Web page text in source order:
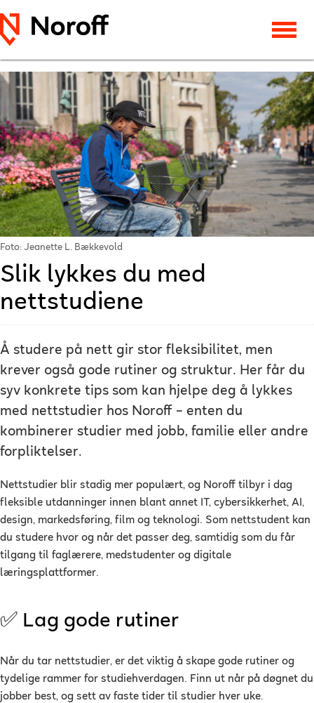
Foto: Jeanette L. Bækkevold
Slik lykkes du med
nettstudiene
Å studere på nett gir stor fleksibilitet, men
krever også gode rutiner og struktur. Her får du
syv konkrete tips som kan hjelpe deg å lykkes
med nettstudier hos Noroff – enten du
kombinerer studier med jobb, familie eller andre
forpliktelser.
Nettstudier blir stadig mer populært, og Noroff tilbyr i dag
fleksible utdanninger innen blant annet IT, cybersikkerhet, AI,
design, markedsføring, film og teknologi. Som nettstudent kan
du studere hvor og når det passer deg, samtidig som du får
tilgang til faglærere, medstudenter og digitale
læringsplattformer.
✅ Lag gode rutiner
Når du tar nettstudier, er det viktig å skape gode rutiner og
tydelige rammer for studiehverdagen. Finn ut når på døgnet du
jobber best, og sett av faste tider til studier hver uke.